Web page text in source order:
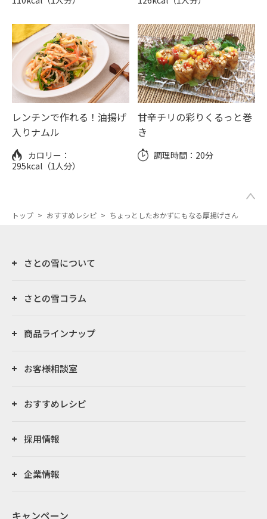
レンチンで作れる！油揚げ
入りナムル
カロリー：
295kcal（1人分）
甘辛チリの彩りくるっと巻
き
調理時間： 20分
トップ > おすすめレシピ > ちょっとしたおかずにもなる厚揚げさん
さとの雪について
さとの雪コラム
商品ラインナップ
お客様相談室
おすすめレシピ
採用情報
企業情報
キャンペーン